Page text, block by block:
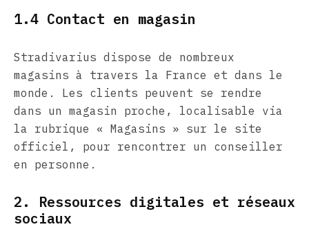
1.4 Contact en magasin
Stradivarius dispose de nombreux
magasins à travers la France et dans le
monde. Les clients peuvent se rendre
dans un magasin proche, localisable via
la rubrique « Magasins » sur le site
officiel, pour rencontrer un conseiller
en personne.
2. Ressources digitales et réseaux
sociaux